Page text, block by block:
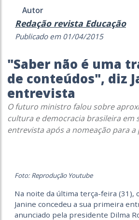
Autor
Redação revista Educação
Publicado em 01/04/2015
"Saber não é uma
de conteúdos", diz
entrevista
O futuro ministro falou sobre
cultura e democracia brasileira em
entrevista após a nomeação para a
Foto: Reprodução Youtube
Na noite da última terça-feira (31),
Janine concedeu a sua primeira
anunciado pela presidente Dilma